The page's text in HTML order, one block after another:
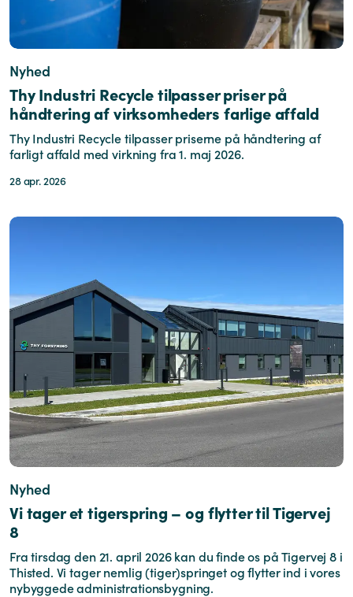
Nyhed
Thy Industri Recycle tilpasser priser på
håndtering af virksomheders farlige affald
Thy Industri Recycle tilpasser priserne på håndtering af
farligt affald med virkning fra 1. maj 2026.
28 apr. 2026
Nyhed
Vi tager et tigerspring – og flytter til Tigervej
8
Fra tirsdag den 21. april 2026 kan du finde os på Tigervej 8 i
Thisted. Vi tager nemlig (tiger)springet og flytter ind i vores
nybyggede administrationsbygning.